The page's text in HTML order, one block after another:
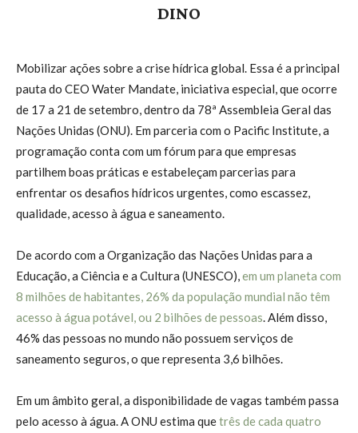
DINO
Mobilizar ações sobre a crise hídrica global. Essa é a principal
pauta do CEO Water Mandate, iniciativa especial, que ocorre
de 17 a 21 de setembro, dentro da 78ª Assembleia Geral das
Nações Unidas (ONU). Em parceria com o Pacific Institute, a
programação conta com um fórum para que empresas
partilhem boas práticas e estabeleçam parcerias para
enfrentar os desafios hídricos urgentes, como escassez,
qualidade, acesso à água e saneamento.
De acordo com a Organização das Nações Unidas para a
Educação, a Ciência e a Cultura (UNESCO), em um planeta com
8 milhões de habitantes, 26% da população mundial não têm
acesso à água potável, ou 2 bilhões de pessoas . Além disso,
46% das pessoas no mundo não possuem serviços de
saneamento seguros, o que representa 3,6 bilhões.
Em um âmbito geral, a disponibilidade de vagas também passa
pelo acesso à água. A ONU estima quetrês de cada quatro